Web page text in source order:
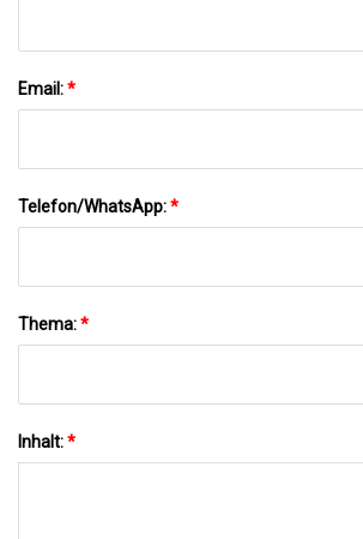
Email:*
Telefon/WhatsApp:*
Thema:*
Inhalt:*